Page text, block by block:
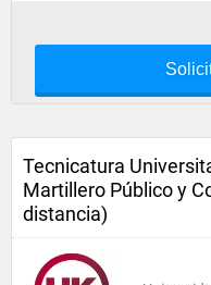
Tecnicatura
Martillero Público y
distancia)